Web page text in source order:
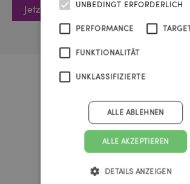
Jetzt anmelden
Urknall Timer
37
UNBEDINGT ERFORDERLICH
PERFORMANCE
FUNKTIONALITÄT
UNKLASSIFIZIERTE
ALLE AKZEPTIEREN
ALLE ABLEHNEN
DETAILS ANZEIGEN